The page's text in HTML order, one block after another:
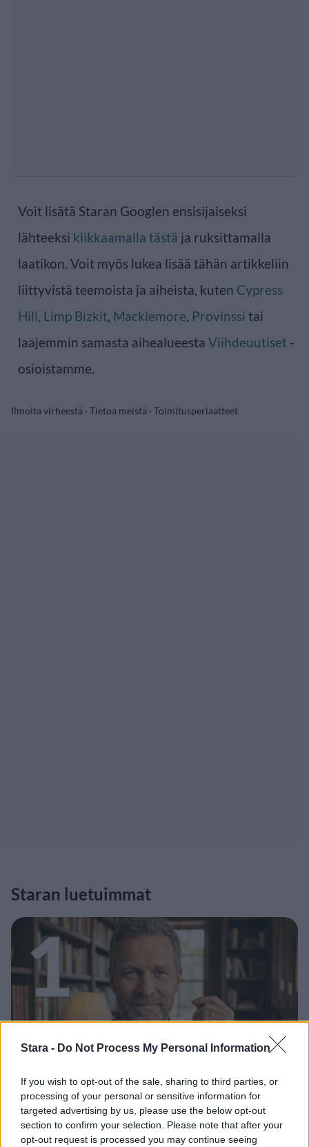
Stara - Do Not Process My Personal Information
If you wish to opt-out of the sale, sharing to third parties, or
processing of your personal or sensitive information for
targeted advertising by us, please use the below opt-out
section to confirm your selection. Please note that after your
opt-out request is processed you may continue seeing
Voit lisätä Staran Googlen ensisijaiseksi
lähteeksi klikkaamalla tästä ja ruksittamalla
laatikon. Voit myös lukea lisää tähän artikkeliin
liittyvistä teemoista ja aiheista, kuten Cypress
Hill, Limp Bizkit, Macklemore, Provinssi tai
laajemmin samasta aihealueesta Viihdeuutiset -
osioistamme.
Ilmoita virheestä · Tietoa meistä · Toimitusperiaatteet
Staran luetuimmat
1
UUTISET
Leskeneläke ei kuulu kaikille –
Kela muistuttaa tärkeästä
ikärajasta